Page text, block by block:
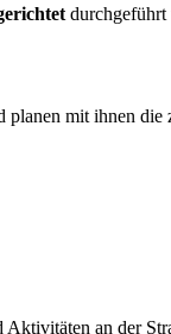
durchgeführt
planen mit ihnen
an der